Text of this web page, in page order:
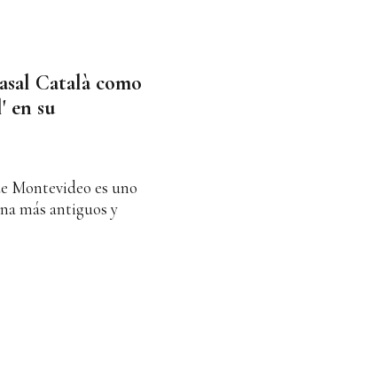
Català como
en su
Montevideo es uno
más antiguos y